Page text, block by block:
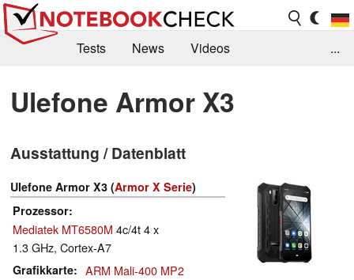
Tests News
Videos
Kaufberatung
Deals Suche
Forum
...
Ulefone Armor X3
Ausstattung / Datenblatt
Ulefone Armor X3 (Armor X Serie)
Prozessor
Mediatek MT6580M 4c/4t 4 x
1.3 GHz, Cortex-A7
Grafikkarte ARM Mali-400 MP2